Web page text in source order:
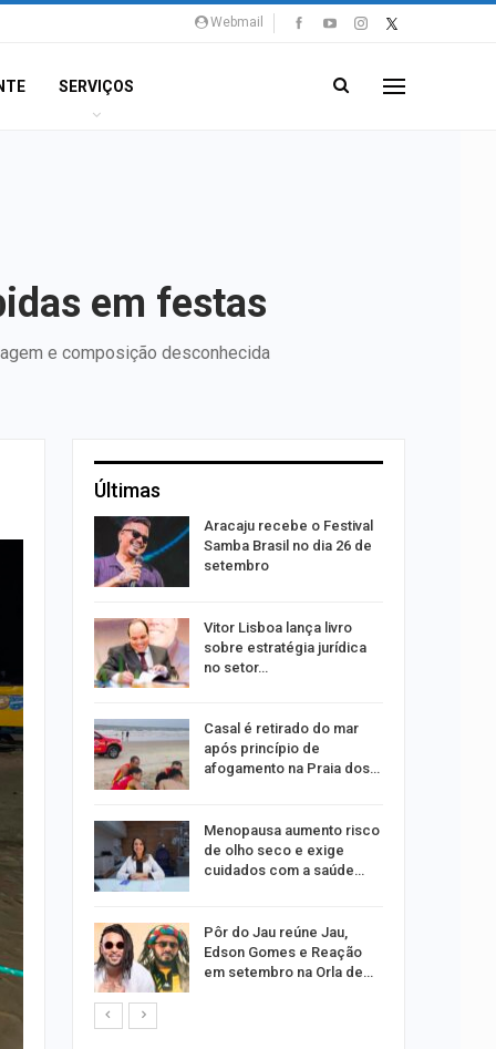
Webmail
SERVIÇOS
em festas
e composição desconhecida
Últimas
single
Aracaju recebe o Festival
Samba Brasil no dia 26 de
setembro
Vitor Lisboa lança livro
sobre estratégia jurídica
no setor…
Casal é retirado do mar
após princípio de
afogamento na Praia dos…
Menopausa aumento risco
de olho seco e exige
cuidados com a saúde…
Pôr do Jau reúne Jau,
Edson Gomes e Reação
em setembro na Orla de…